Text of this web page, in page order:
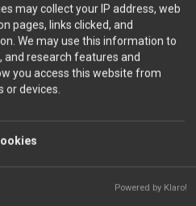
θα προσφέρει λύσεις
πολλαπλή μορφή
της Λάρνακας», ανέφερε ο
Ναυτικών Πρακτόρων.
εκδήλωσης πατήστε εδώ
απο την
may collect your IP address, web
pages, links clicked, and
We may use this information to
and research features and
you access this website from
or devices.
Powered by Klaro!